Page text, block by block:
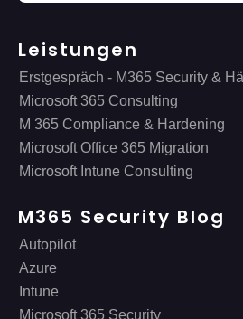
Leistungen
Erstgespräch - M365 Security &
Microsoft 365 Consulting
M 365 Compliance & Hardening
Microsoft Office 365 Migration
Microsoft Intune Consulting
M365 Security Blog
Autopilot
Azure
Intune
Microsoft 365 Security